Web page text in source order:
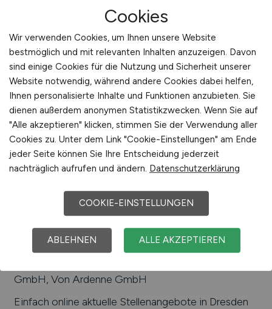
Vertrieb
Sonstige
Dresden/Branchen:Informationstechnologie,
Pharmazie, Druckwesen, Verpackungstechnologie,
Elektrotechnik, Tourismus- und Kongresswirtschaft,
Biotechnologie, Einzelhandel, Flugzeugindustrie,
Kultur- und Kreativwirtschaft, Maschinen- und
Anlagenbau, Ernährungswirtschaft, Mikroelektronik
Beliebte Arbeitgeber inDresden
, die attraktive
Jobangebote bieten
Infineon, AOK, Dresdner
Verkehrsbetriebe AG, TU Dresden, Technische
Werke Dresden GmbH, Prinovis GmbH & Co. KG,
SAP Deutschland AG & Co. KG, Elbe Flugzeugwerke
(Airbus Group), Ostsächsische Sparkasse Dresden,
Siemens AG, GlaxoSmithKLine Biologicals Dresden
(GSK Bio Dresden), DREWAG - Stadtwerke
Dresden GmbH, Globalfoundries Inc., T-Systems
GmbH, Von Ardenne GmbH
Einfach online aktuelle Stellenangebote in Dresden
Cookies
Wir verwenden Cookies, um Ihnen unsere Website
bestmöglich und mit relevanten Inhalten anzuzeigen. Davon
sind einige Cookies für die Nutzung und Sicherheit unserer
Website notwendig, während andere Cookies dabei helfen,
Ihnen personalisierte Inhalte und Funktionen anzubieten. Sie
dienen außerdem anonymen Statistikzwecken. Wenn Sie auf
"Alle akzeptieren" klicken, stimmen Sie der Verwendung aller
Cookies zu. Unter dem Link "Cookie-Einstellungen" am Ende
jeder Seite können Sie Ihre Entscheidung jederzeit
nachträglich aufrufen und ändern. Datenschutzerklärung
COOKIE-EINSTELLUNGEN
ABLEHNEN ALLE AKZEPTIEREN